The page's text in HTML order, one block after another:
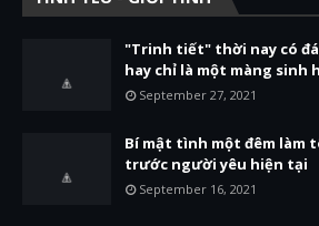
"Trinh tiết" thời nay có
hay chỉ là một màng sinh
September 27, 2021
Bí mật tình một đêm làm
trước người yêu hiện tại
September 16, 2021